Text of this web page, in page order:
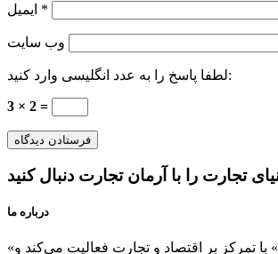
*
وب‌ سایت
لطفا پاسخ را به عدد انگلیسی وارد کنید:
3 × 2 =
درباره ما
«» با تمرکز بر اقتصاد و تجارت فعالیت می‌کند و